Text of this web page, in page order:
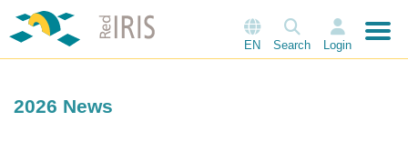
EN Search Login
2026 News